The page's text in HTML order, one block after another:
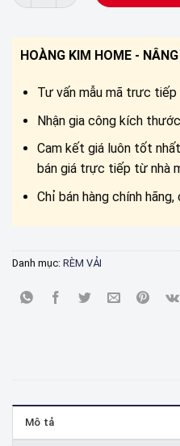
HOÀNG KIM HOME -
Tư vấn mẫu mã trưc tiếp
Nhận gia công kích
Cam kết giá luôn tốt
bán giá trực tiếp từ nhà
Chỉ bán hàng chính
Danh mục: RÈM VẢI
Mô tả